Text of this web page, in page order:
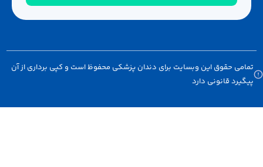
حقوق این وبسایت برای دندان پزشکی محفوظ است و کپی برداری از آن
قانونی دارد